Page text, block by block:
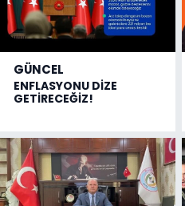
GÜNCEL
ENFLASYONU DİZE
GETİRECEĞİZ!